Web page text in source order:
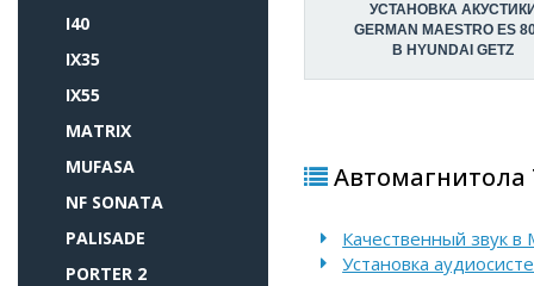
I40
IX35
IX55
MATRIX
MUFASA
NF SONATA
PALISADE
PORTER 2
УСТАНОВКА
GERMAN MAESTRO ES
В HYUNDAI GETZ
Автомагнитола
Качественный звук в
Установка